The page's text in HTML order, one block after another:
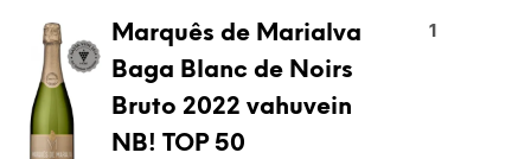
Marquês de Marialva
Baga Blanc de Noirs
Bruto 2022 vahuvein
NB! TOP 50
1